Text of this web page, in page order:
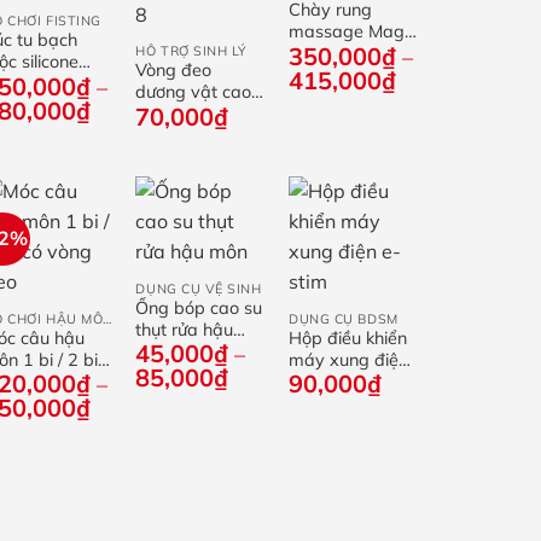
CHƠI FISTING
tu bạch
silicone
có giác
₫ –
₫Khoảng
giá:
250,000₫
880,000₫
HỖ TRỢ SINH LÝ
Vòng đeo
dương vật cao
su tăng kích
thước hình số 8
70,000₫
Chày rung
massage Magic
Wand
350,000₫ –
415,000₫Khoảng
câu hậu
1 bi / 2 bi
vòng đeo₫ –
₫Khoảng
giá:
+
DỤNG CỤ VỆ SINH
Ống bóp cao su
thụt rửa hậu
môn
45,000₫ –
85,000₫Khoảng
DỤNG CỤ BDSM
Hộp điều khiển
máy xung điện
e-stim
90,000₫